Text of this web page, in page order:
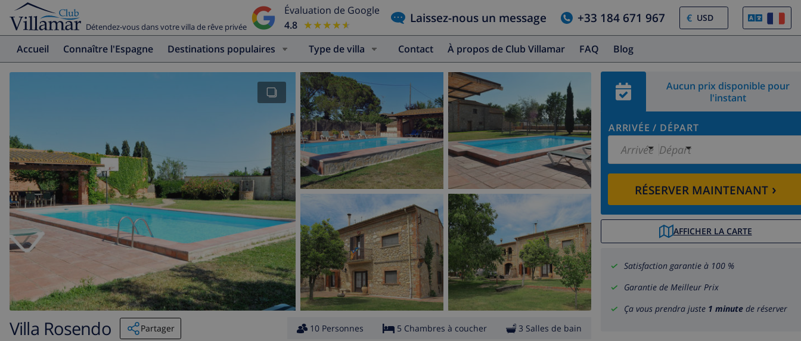
Détendez-vous dans votre villa de rêve privée
Évaluation de Google
4.8 ★★★★★
★★★★★ Laissez-nous un message +33 184 671 967 €
Accueil Connaître l'Espagne Destinations populaires Type de villa Contact À propos de Club Villamar FAQ Blog
Aucun prix disponible pour
l'instant
ARRIVÉE / DÉPART
Arrivée Départ
RÉSERVER MAINTENANT›
AFFICHER LA CARTE
Satisfaction garantie à 100 %
Garantie de Meilleur Prix
Ça vous prendra juste 1 minute de réserver
Villa Rosendo Partager 10 Personnes 5 Chambres à coucher 3 Salles de bain